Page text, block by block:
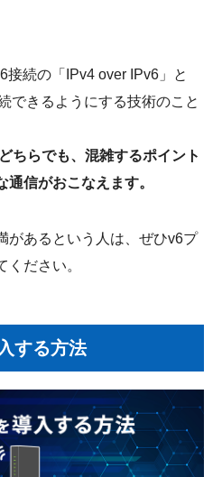
接続の「IPv4 over IPv6」と
できるようにする技術のこと
ちらでも、混雑するポイント
信がおこなえます。
があるという人は、ぜひv6プ
ださい。
する方法